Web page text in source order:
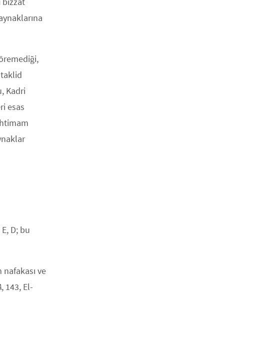
taklid
Kadri
esas
D; bu
nafakası ve
, 143, El-